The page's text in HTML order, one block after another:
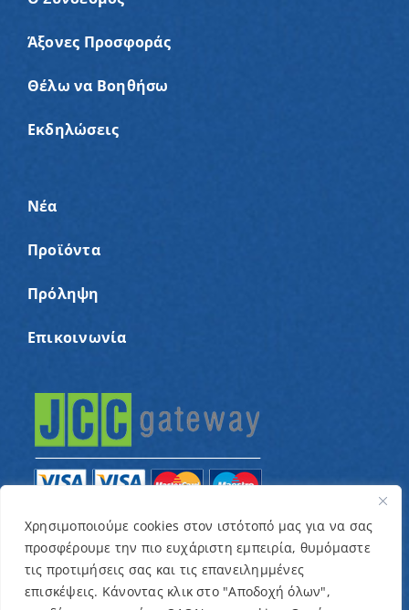
Χρησιμοποιούμε cookies στον ιστότοπό μας για να σας
προσφέρουμε την πιο ευχάριστη εμπειρία, θυμόμαστε
τις προτιμήσεις σας και τις επανειλημμένες
επισκέψεις. Κάνοντας κλικ στο "Αποδοχή όλων",
Άξονες Προσφοράς
Θέλω να Βοηθήσω
Εκδηλώσεις
Νέα
Προϊόντα
Πρόληψη
Επικοινωνία
© Copyright 2022 – Παγκύπριος Σύνδεσμος για
παιδιά με καρκίνο και συναφείς παθήσεις «Ένα